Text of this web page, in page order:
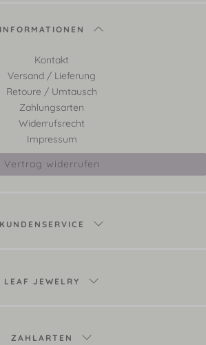
INFORMATIONEN
Kontakt
Versand / Lieferung
Retoure / Umtausch
Zahlungsarten
Widerrufsrecht
Impressum
Vertrag widerrufen
KUNDENSERVICE
LEAF JEWELRY
ZAHLARTEN